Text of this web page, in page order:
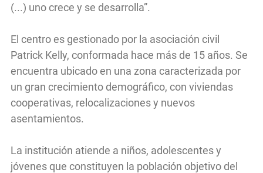
(...) uno crece y se desarrolla”.
El centro es gestionado por la asociación civil
Patrick Kelly, conformada hace más de 15 años. Se
encuentra ubicado en una zona caracterizada por
un gran crecimiento demográfico, con viviendas
cooperativas, relocalizaciones y nuevos
asentamientos.
La institución atiende a niños, adolescentes y
jóvenes que constituyen la población objetivo del